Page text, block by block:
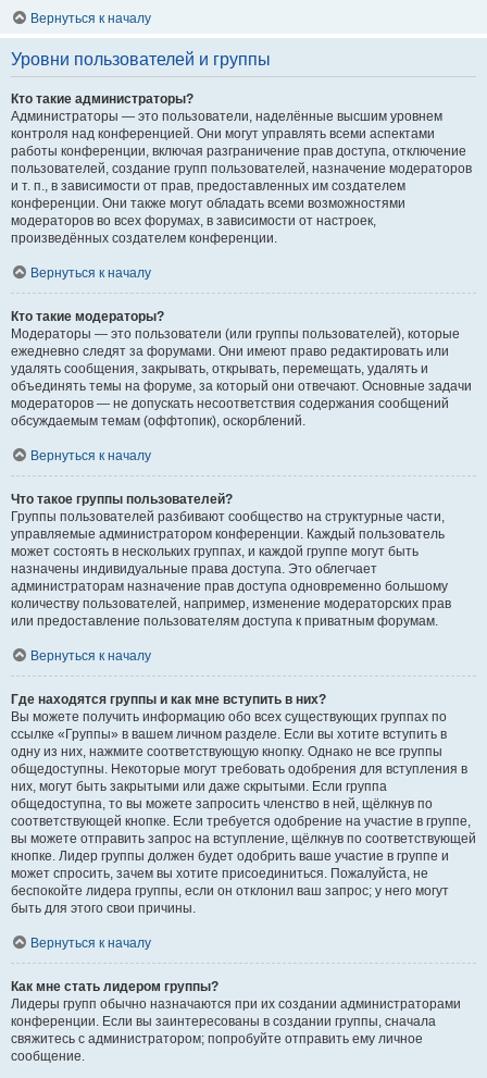
Вернуться к началу
Уровни пользователей и группы
Кто такие администраторы?
Администраторы — это пользователи, наделённые высшим уровнем
контроля над конференцией. Они могут управлять всеми аспектами
работы конференции, включая разграничение прав доступа, отключение
пользователей, создание групп пользователей, назначение модераторов
и т. п., в зависимости от прав, предоставленных им создателем
конференции. Они также могут обладать всеми возможностями
модераторов во всех форумах, в зависимости от настроек,
произведённых создателем конференции.
Вернуться к началу
Кто такие модераторы?
Модераторы — это пользователи (или группы пользователей), которые
ежедневно следят за форумами. Они имеют право редактировать или
удалять сообщения, закрывать, открывать, перемещать, удалять и
объединять темы на форуме, за который они отвечают. Основные задачи
модераторов — не допускать несоответствия содержания сообщений
обсуждаемым темам (оффтопик), оскорблений.
Вернуться к началу
Что такое группы пользователей?
Группы пользователей разбивают сообщество на структурные части,
управляемые администратором конференции. Каждый пользователь
может состоять в нескольких группах, и каждой группе могут быть
назначены индивидуальные права доступа. Это облегчает
администраторам назначение прав доступа одновременно большому
количеству пользователей, например, изменение модераторских прав
или предоставление пользователям доступа к приватным форумам.
Вернуться к началу
Где находятся группы и как мне вступить в них?
Вы можете получить информацию обо всех существующих группах по
ссылке «Группы» в вашем личном разделе. Если вы хотите вступить в
одну из них, нажмите соответствующую кнопку. Однако не все группы
общедоступны. Некоторые могут требовать одобрения для вступления в
них, могут быть закрытыми или даже скрытыми. Если группа
общедоступна, то вы можете запросить членство в ней, щёлкнув по
соответствующей кнопке. Если требуется одобрение на участие в группе,
вы можете отправить запрос на вступление, щёлкнув по соответствующей
кнопке. Лидер группы должен будет одобрить ваше участие в группе и
может спросить, зачем вы хотите присоединиться. Пожалуйста, не
беспокойте лидера группы, если он отклонил ваш запрос; у него могут
быть для этого свои причины.
Вернуться к началу
Как мне стать лидером группы?
Лидеры групп обычно назначаются при их создании администраторами
конференции. Если вы заинтересованы в создании группы, сначала
свяжитесь с администратором; попробуйте отправить ему личное
сообщение.